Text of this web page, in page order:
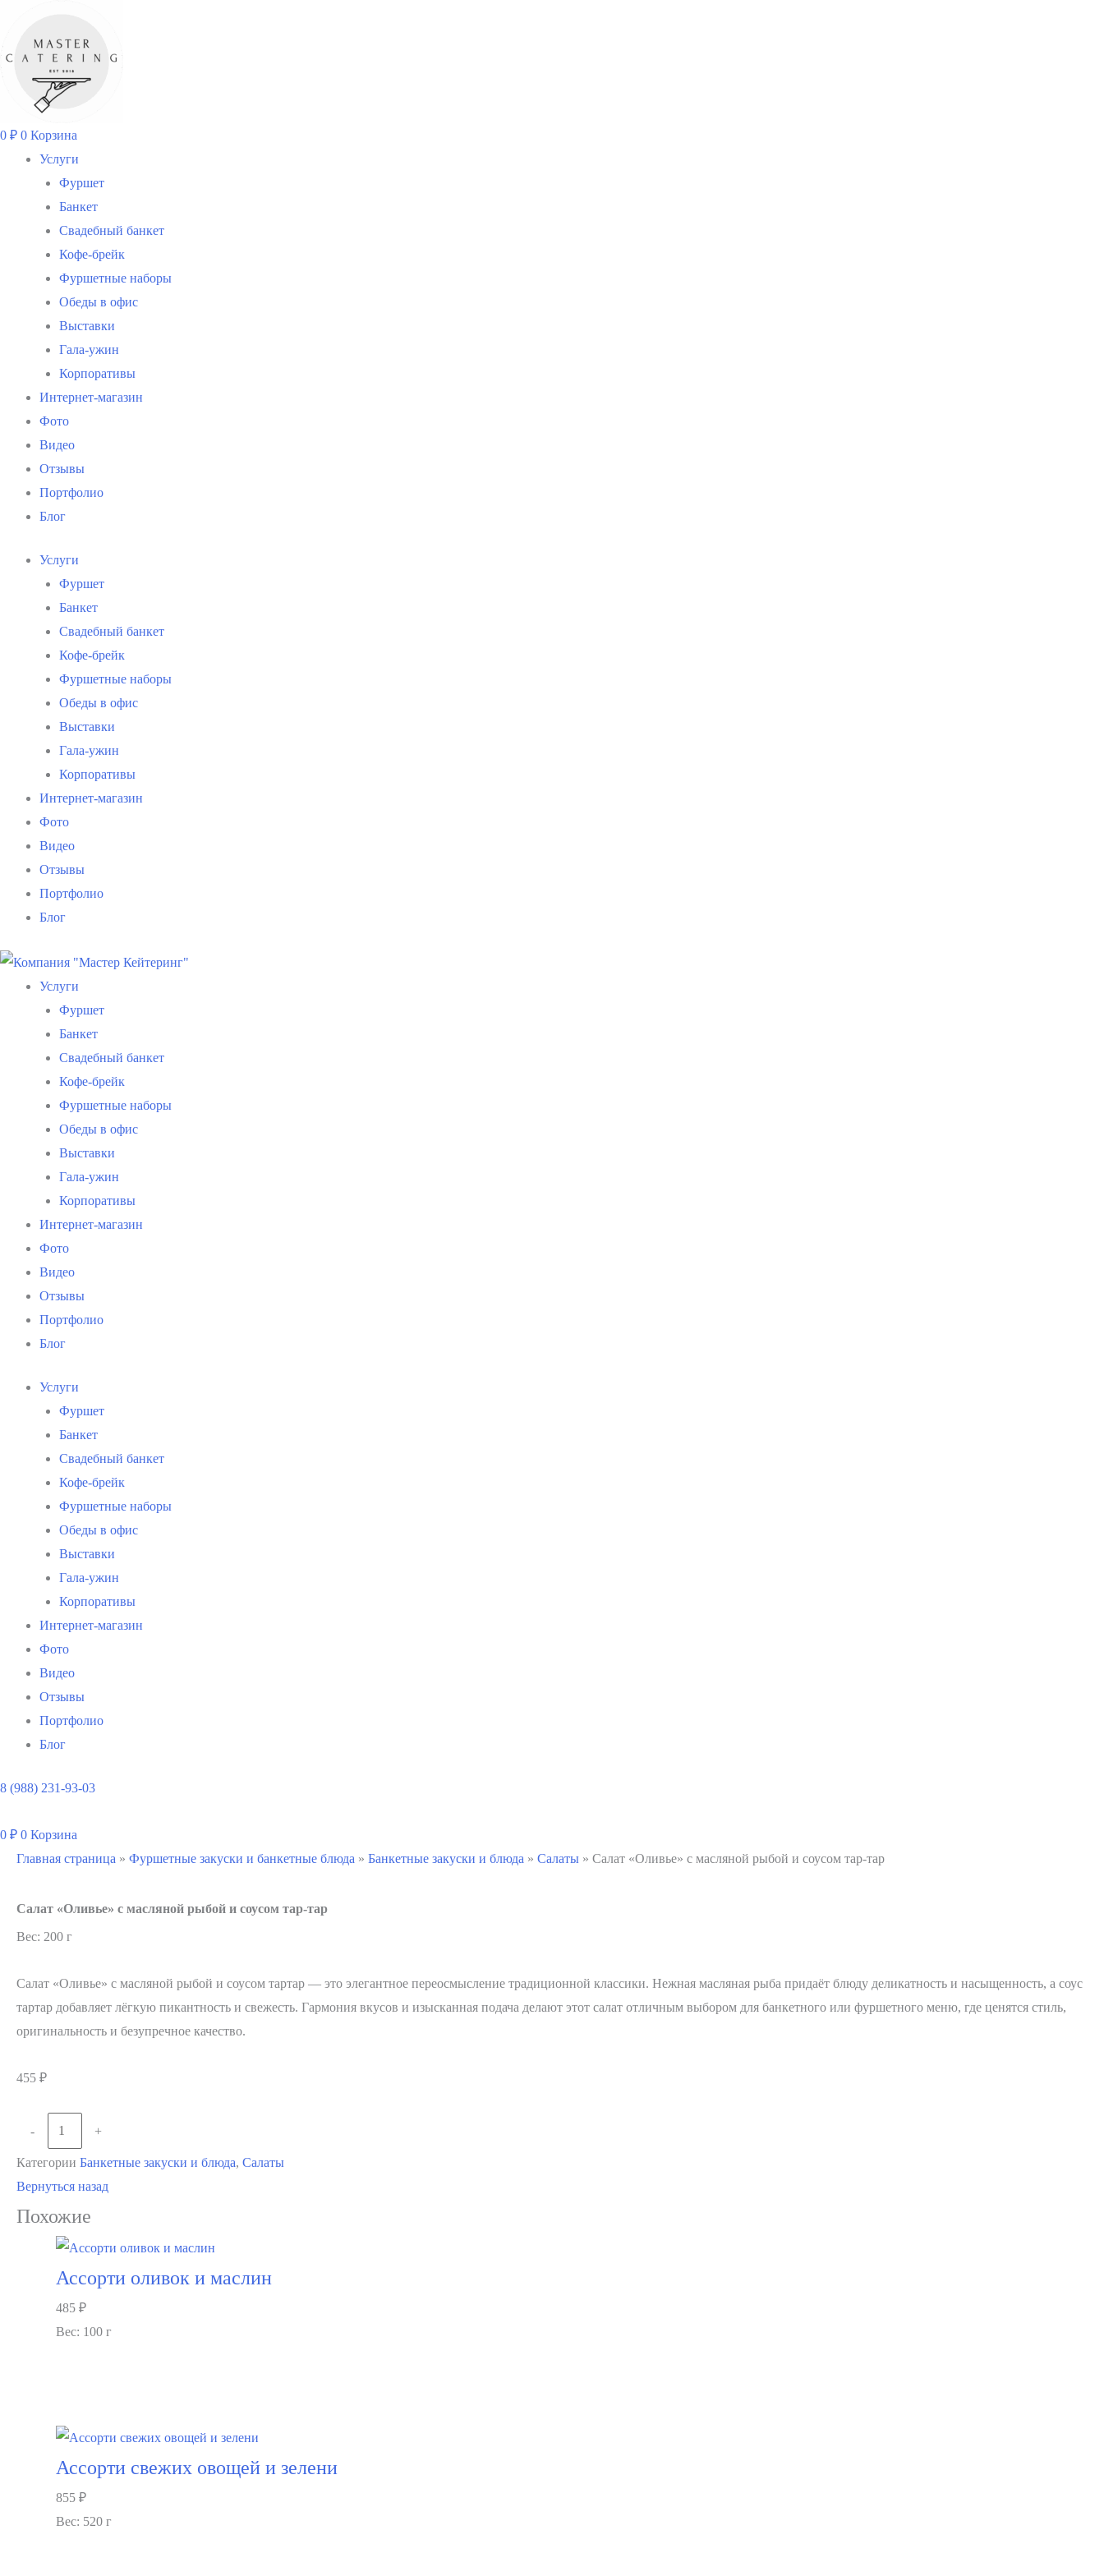
содержимому
0 ₽ 0 Корзина
Услуги
Фуршет
Банкет
Свадебный банкет
Кофе-брейк
Фуршетные наборы
Обеды в офис
Выставки
Гала-ужин
Корпоративы
Интернет-магазин
Фото
Видео
Отзывы
Портфолио
Блог
Услуги
Фуршет
Банкет
Свадебный банкет
Кофе-брейк
Фуршетные наборы
Обеды в офис
Выставки
Гала-ужин
Корпоративы
Интернет-магазин
Фото
Видео
Отзывы
Портфолио
Блог
Услуги
Фуршет
Банкет
Свадебный банкет
Кофе-брейк
Фуршетные наборы
Обеды в офис
Выставки
Гала-ужин
Корпоративы
Интернет-магазин
Фото
Видео
Отзывы
Портфолио
Блог
Услуги
Фуршет
Банкет
Свадебный банкет
Кофе-брейк
Фуршетные наборы
Обеды в офис
Выставки
Гала-ужин
Корпоративы
Интернет-магазин
Фото
Видео
Отзывы
Портфолио
Блог
8 (988) 231-93-03
0 ₽ 0 Корзина
Главная страница » Фуршетные закуски и банкетные блюда » Банкетные закуски и блюда » Салаты » Салат «Оливье» с масляной рыбой и соусом тар-тар
Салат «Оливье» с масляной рыбой и соусом тар-тар
Вес: 200 г
Салат «Оливье» с масляной рыбой и соусом тартар — это элегантное переосмысление традиционной классики. Нежная масляная рыба придаёт блюду деликатность и насыщенность, а соус
тартар добавляет лёгкую пикантность и свежесть. Гармония вкусов и изысканная подача делают этот салат отличным выбором для банкетного или фуршетного меню, где ценятся стиль,
оригинальность и безупречное качество.
455 ₽
-
Количество
товара
Салат
«Оливье»
с
масляной
+
Категории Банкетные закуски и блюда, Салаты
Вернуться назад
Похожие
Ассорти оливок и маслин
485 ₽
Вес: 100 г
Ассорти свежих овощей и зелени
855 ₽
Вес: 520 г